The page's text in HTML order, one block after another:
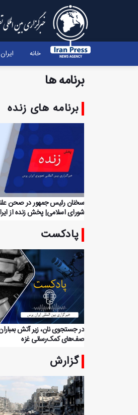
خانه ایران
برنامه ها
برنامه های زنده
سخنان رئیس جمهور در صحن
شورای اسلامی| پخش زنده از
پادکست
صف‌های کمک‌رسانی غزه
گزارش